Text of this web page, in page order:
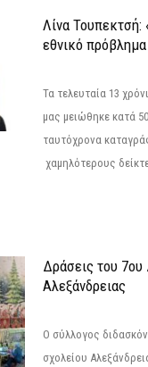
Λίνα Τουπεκτσή:
εθνικό πρόβλημα
Τα τελευταία 13
μας μειώθηκε κατά
ταυτόχρονα
χαμηλότερους
Δράσεις του 7ου
Αλεξάνδρειας
Ο σύλλογος
σχολείου